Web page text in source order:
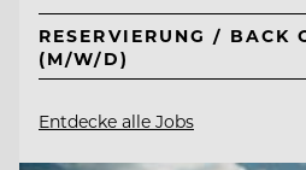
RESERVIERUNG / BACK
(M/W/D)
Entdecke alle Jobs